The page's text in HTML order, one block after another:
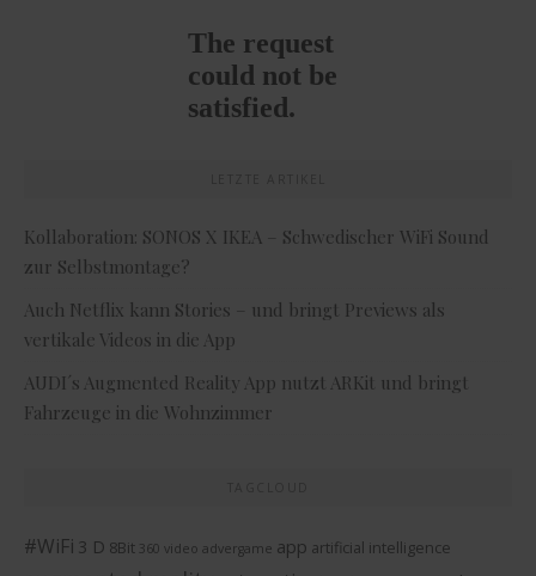
Kollaboration: SONOS X IKEA – Schwedischer WiFi Sound
zur Selbstmontage?
Auch Netflix kann Stories – und bringt Previews als
vertikale Videos in die App
AUDI´s Augmented Reality App nutzt ARKit und bringt
Fahrzeuge in die Wohnzimmer
#WiFi 3 D 8Bit 360 video advergame app artificial intelligence